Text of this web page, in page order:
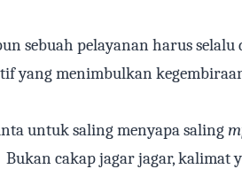
sebuah pelayanan harus
yang menimbulkan
untuk saling menyapa saling
Bukan cakap jagar jagar, kalimat